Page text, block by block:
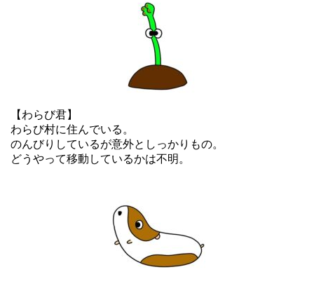
【わらび君】
わらび村に住んでいる。
のんびりしているが意外としっかりもの。
どうやって移動しているかは不明。